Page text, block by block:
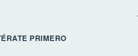
PRIMERO